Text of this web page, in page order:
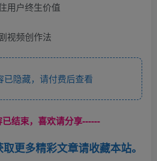
用户终生价值
视频创作法
隐藏，请付费后查看
结束，喜欢请分享------
更多精彩文章请收藏本站。